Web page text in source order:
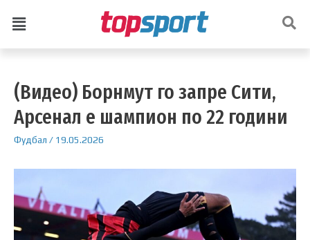
(Видео) Борнмут го запре Сити,
Арсенал е шампион по 22 години
Фудбал / 19.05.2026